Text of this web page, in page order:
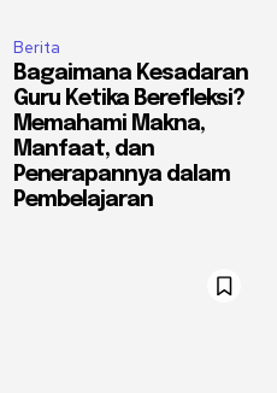
Berita
Bagaimana Kesadaran
Guru Ketika Berefleksi?
Memahami Makna,
Manfaat, dan
Penerapannya dalam
Pembelajaran